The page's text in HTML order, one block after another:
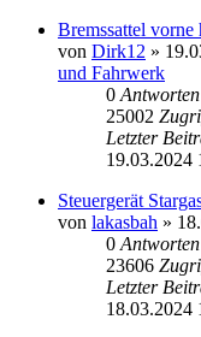
Bremssattel vorne
von Dirk12 »
und Fahrwerk
0 Antworten
25002
Letzter
19.03.2024
Steuergerät
von lakasbah »
0 Antworten
23606
Letzter
18.03.2024